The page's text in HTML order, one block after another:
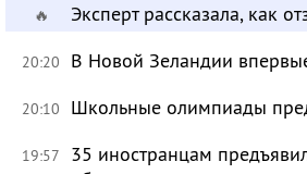
🔥 Эксперт рассказала, как
20:20 В Новой Зеландии
20:10 Школьные олимпиады
19:57
35 иностранцам